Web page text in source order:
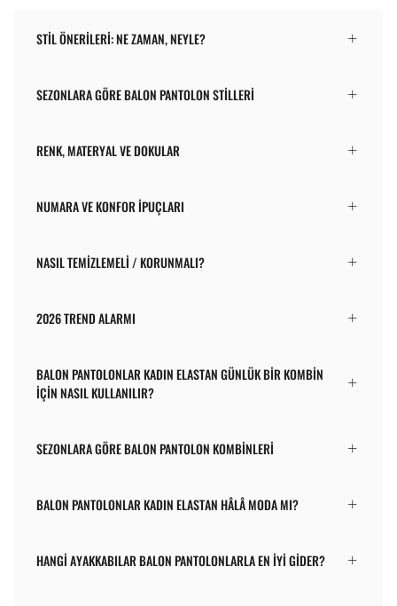
STIL ÖNERILERI: NE ZAMAN, NEYLE?
SEZONLARA GÖRE BALON PANTOLON STILLERI
RENK, MATERYAL VE DOKULAR
NUMARA VE KONFOR İPUÇLARI
NASIL TEMIZLEMELI / KORUNMALI?
2026 TREND ALARMI
BALON PANTOLONLAR KADIN ELASTAN GÜNLÜK BIR KOMBIN
İÇIN NASIL KULLANILIR?
SEZONLARA GÖRE BALON PANTOLON KOMBINLERI
BALON PANTOLONLAR KADIN ELASTAN HÂLÂ MODA MI?
HANGI AYAKKABILAR BALON PANTOLONLARLA EN İYI GIDER?